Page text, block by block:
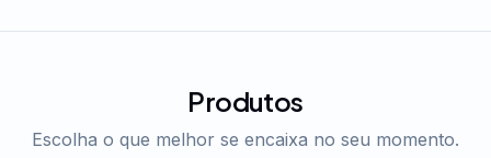
Produtos
Escolha o que melhor se encaixa no seu momento.